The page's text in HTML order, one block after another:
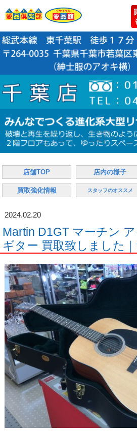
店舗TOP 店内の様子
買取強化情報 スタッフのオススメ
2024.02.20
Martin D1GT マーチン
ギター 買取致しました